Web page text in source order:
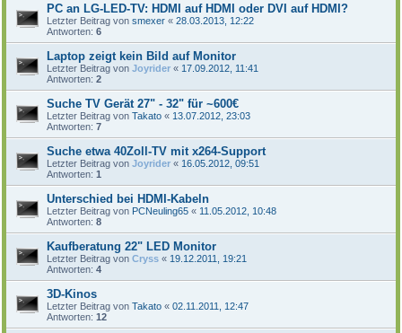
PC an LG-LED-TV: HDMI auf HDMI oder DVI auf HDMI?
Letzter Beitrag von smexer « 28.03.2013, 12:22
Antworten: 6
Laptop zeigt kein Bild auf Monitor
Letzter Beitrag von Joyrider « 17.09.2012, 11:41
Antworten: 2
Suche TV Gerät 27" - 32" für ~600€
Letzter Beitrag von Takato « 13.07.2012, 23:03
Antworten: 7
Suche etwa 40Zoll-TV mit x264-Support
Letzter Beitrag von Joyrider « 16.05.2012, 09:51
Antworten: 1
Unterschied bei HDMI-Kabeln
Letzter Beitrag von PCNeuling65 « 11.05.2012, 10:48
Antworten: 8
Kaufberatung 22" LED Monitor
Letzter Beitrag von Cryss « 19.12.2011, 19:21
Antworten: 4
3D-Kinos
Letzter Beitrag von Takato « 02.11.2011, 12:47
Antworten: 12